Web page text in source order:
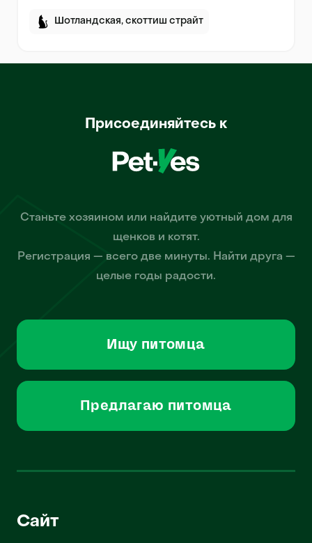
Шотландская, скоттиш страйт
Присоединяйтесь к
Станьте хозяином или найдите уютный дом для
щенков и котят.
Регистрация — всего две минуты. Найти друга —
целые годы радости.
Ищу питомца
Предлагаю питомца
Сайт